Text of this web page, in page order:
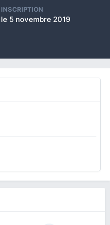
INSCRIPTION
le 5 novembre 2019